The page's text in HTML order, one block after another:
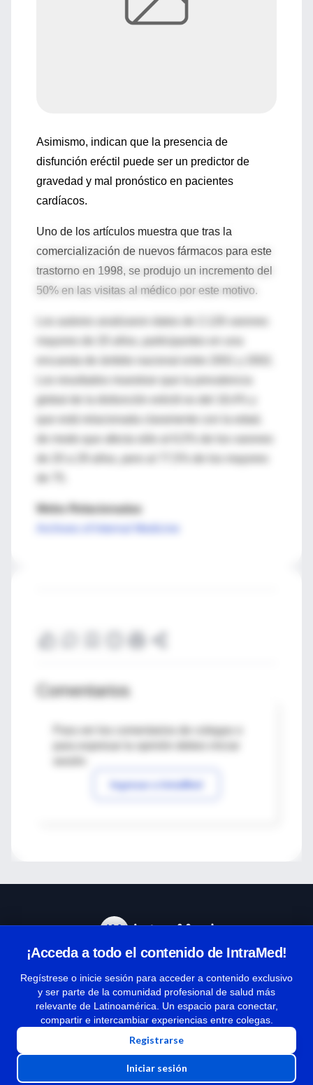
Asimismo, indican que la presencia de
disfunción eréctil puede ser un predictor de
gravedad y mal pronóstico en pacientes
cardíacos.
Uno de los artículos muestra que tras la
comercialización de nuevos fármacos para este
trastorno en 1998, se produjo un incremento del
50% en las visitas al médico por este motivo.
mayores de 20 años, participantes en una
de 20 a 29 años, pero al 77,5% de los mayores
Webs Relacionadas
Comentarios
Para ver los comentarios de colegas o
Ingresar a IntraMed
¡Acceda a todo el contenido de IntraMed!
Regístrese o inicie sesión para acceder a contenido exclusivo
y ser parte de la comunidad profesional de salud más
relevante de Latinoamérica. Un espacio para conectar,
compartir e intercambiar experiencias entre colegas.
Registrarse
Iniciar sesión
Términos y condiciones
| Políticas de privacidad
| Todos los derechos reservados | Copyright 1997-2026